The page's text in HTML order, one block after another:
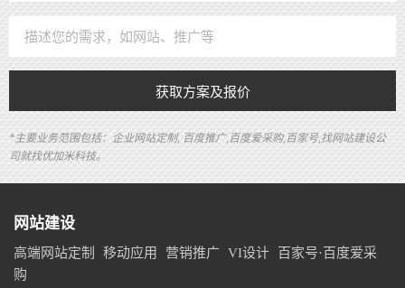
获取方案及报价
*主要业务范围包括：企业网站定制, 百度推广,百度爱采购,百家号,找网站建设公
司就找优加米科技。
网站建设
高端网站定制 移动应用 营销推广 VI设计
百家号·百度爱采
购